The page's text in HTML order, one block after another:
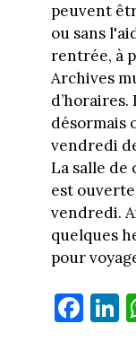
peuvent
ou sans
rentrée, à
Archives
désormais
vendredi
La salle de
est ouverte
vendredi.
quelques
pour
Fa
ce
Li